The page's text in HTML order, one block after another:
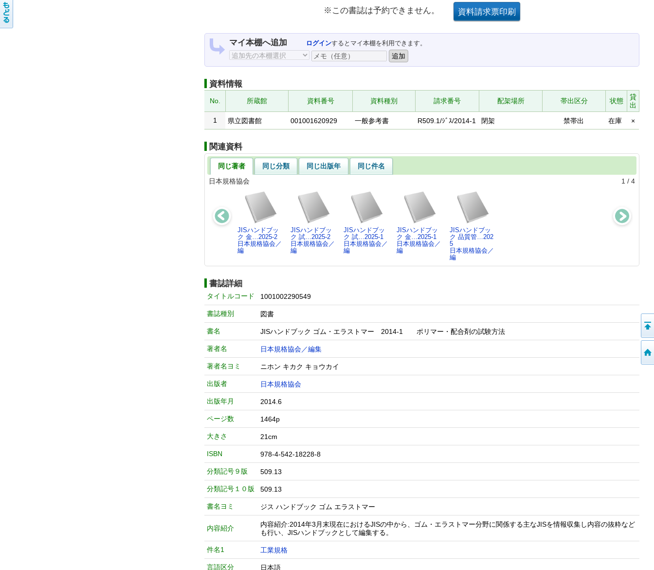
※この書誌は予約できません。
マイ本棚へ追加 ログインするとマイ本棚を利用できます。
資料情報
No. 所蔵館 資料番号 資料種別 請求番号 配架場所 帯出区分 状態
貸
出
1
県立図書館 001001620929 一般参考書 R509.1/ｼﾞｽ/2014-1 閉架 禁帯出 在庫 ×
関連資料
同じ著者 同じ分類 同じ出版年
同じ件名
日本規格協会
1 / 4
JISハンドブッ
ク 金…2025-2
日本規格協会／
編
JISハンドブッ
ク 試…2025-2
日本規格協会／
編
JISハンドブッ
ク 試…2025-1
日本規格協会／
編
JISハンドブッ
ク 金…2025-1
日本規格協会／
編
JISハンドブッ
ク 品質管…202
5
日本規格協会／
編
書誌詳細
タイトルコード 1001002290549
書誌種別 図書
書名 JISハンドブック ゴム・エラストマー 2014-1 ポリマー・配合剤の試験方法
著者名 日本規格協会／編集
著者名ヨミ ニホン キカク キョウカイ
出版者 日本規格協会
出版年月 2014.6
ページ数 1464p
大きさ 21cm
ISBN 978-4-542-18228-8
分類記号９版 509.13
分類記号１０版 509.13
書名ヨミ ジス ハンドブック ゴム エラストマー
内容紹介
内容紹介:2014年3月末現在におけるJISの中から、ゴム・エラストマー分野に関係する主なJISを情報収集し内容の抜粋など
も行い、JISハンドブックとして編集する。
件名1 工業規格
言語区分 日本語